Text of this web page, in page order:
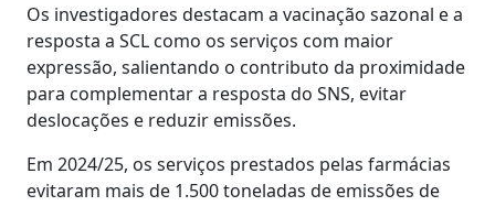
Os investigadores destacam a vacinação sazonal e a
resposta a SCL como os serviços com maior
expressão, salientando o contributo da proximidade
para complementar a resposta do SNS, evitar
deslocações e reduzir emissões.
Em 2024/25, os serviços prestados pelas farmácias
evitaram mais de 1.500 toneladas de emissões de